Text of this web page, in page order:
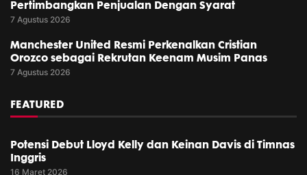
Pertimbangkan Penjualan Dengan Syarat
7 Agustus 2026
Manchester United Resmi Perkenalkan Cristian
Orozco sebagai Rekrutan Keenam Musim Panas
7 Agustus 2026
FEATURED
Potensi Debut Lloyd Kelly dan Keinan Davis di Timnas
Inggris
16 Maret 2026